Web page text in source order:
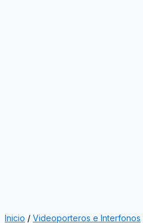
Inicio / Videoporteros e Interfonos